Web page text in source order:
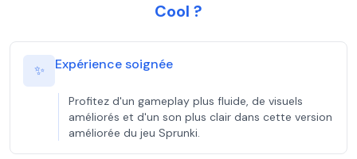
Cool ?
✨ Expérience soignée
Profitez d'un gameplay plus fluide, de visuels
améliorés et d'un son plus clair dans cette version
améliorée du jeu Sprunki.